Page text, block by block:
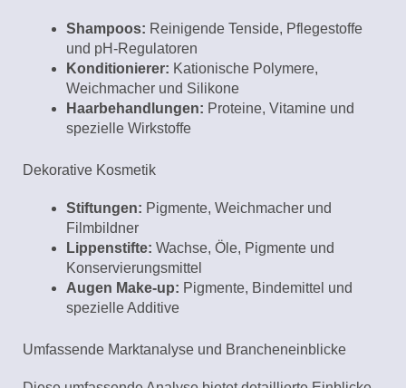
Shampoos: Reinigende Tenside, Pflegestoffe
und pH-Regulatoren
Konditionierer: Kationische Polymere,
Weichmacher und Silikone
Haarbehandlungen: Proteine, Vitamine und
spezielle Wirkstoffe
Dekorative Kosmetik
Stiftungen: Pigmente, Weichmacher und
Filmbildner
Lippenstifte: Wachse, Öle, Pigmente und
Konservierungsmittel
Augen Make-up: Pigmente, Bindemittel und
spezielle Additive
Umfassende Marktanalyse und Brancheneinblicke